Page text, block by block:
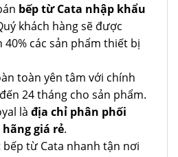
bếp từ Cata nhập khẩu
khách hàng sẽ được
40% các sản phẩm thiết bị
toàn yên tâm với chính
24 tháng cho sản phẩm.
là địa chỉ phân phối
giá rẻ.
từ Cata nhanh tận nơi